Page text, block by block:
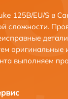
125B/EU/S в
сложности.
выполняем